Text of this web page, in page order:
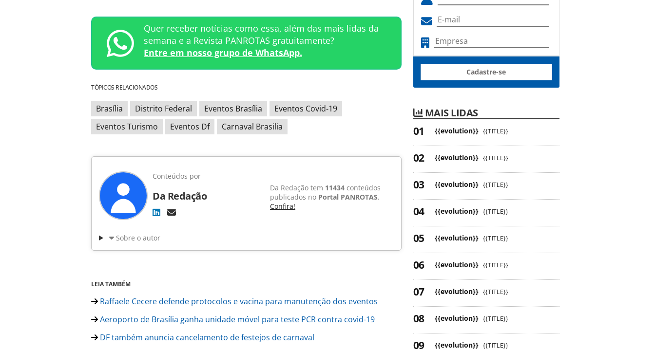
Quer receber notícias como essa, além das mais lidas da
semana e a Revista PANROTAS gratuitamente?
Entre em nosso grupo de WhatsApp.
TÓPICOS RELACIONADOS
Brasília Distrito Federal Eventos Brasília
Eventos Covid-19
Eventos Turismo
Eventos Df Carnaval Brasilia
Conteúdos por
Da Redação
Da Redação tem 11434 conteúdos
publicados no Portal PANROTAS.
Confira!
Sobre o autor
LEIA TAMBÉM
Raffaele Cecere defende protocolos e vacina para manutenção dos eventos
Aeroporto de Brasília ganha unidade móvel para teste PCR contra covid-19
DF também anuncia cancelamento de festejos de carnaval
Cadastre-se
MAIS LIDAS
{{evolution}} {{TITLE}}
{{evolution}} {{TITLE}}
{{evolution}} {{TITLE}}
{{evolution}} {{TITLE}}
{{evolution}} {{TITLE}}
{{evolution}} {{TITLE}}
{{evolution}} {{TITLE}}
{{evolution}} {{TITLE}}
{{evolution}} {{TITLE}}